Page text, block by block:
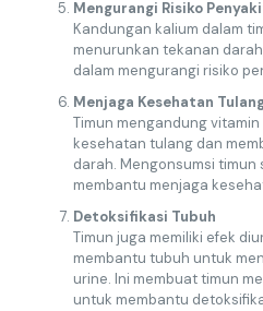
Mengurangi Risiko
Kandungan kalium dalam
menurunkan tekanan
dalam mengurangi risiko
Menjaga Kesehatan
Timun mengandung
kesehatan tulang dan
darah. Mengonsumsi
membantu menjaga
Detoksifikasi Tubuh
Timun juga memiliki efek
membantu tubuh untuk
urine. Ini membuat timun
untuk membantu